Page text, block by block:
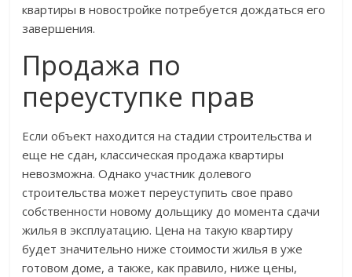
квартиры в новостройке потребуется дождаться его
завершения.
Продажа по
переуступке прав
Если объект находится на стадии строительства и
еще не сдан, классическая продажа квартиры
невозможна. Однако участник долевого
строительства может переуступить свое право
собственности новому дольщику до момента сдачи
жилья в эксплуатацию. Цена на такую квартиру
будет значительно ниже стоимости жилья в уже
готовом доме, а также, как правило, ниже цены,